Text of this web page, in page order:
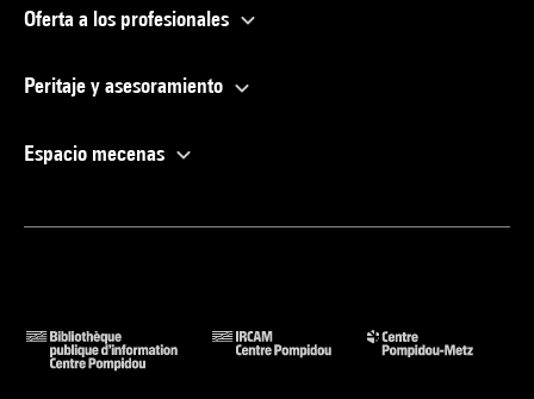
Oferta a los profesionales
Peritaje y asesoramiento
Espacio mecenas